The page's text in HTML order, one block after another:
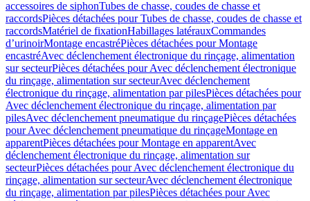
accessoires de siphonTubes de chasse, coudes de chasse et
raccordsPièces détachées pour Tubes de chasse, coudes de chasse et
raccordsMatériel de fixationHabillages latérauxCommandes
dʼurinoirMontage encastréPièces détachées pour Montage
encastréAvec déclenchement électronique du rinçage, alimentation
sur secteurPièces détachées pour Avec déclenchement électronique
du rinçage, alimentation sur secteurAvec déclenchement
électronique du rinçage, alimentation par pilesPièces détachées pour
Avec déclenchement électronique du rinçage, alimentation par
pilesAvec déclenchement pneumatique du rinçagePièces détachées
pour Avec déclenchement pneumatique du rinçageMontage en
apparentPièces détachées pour Montage en apparentAvec
déclenchement électronique du rinçage, alimentation sur
secteurPièces détachées pour Avec déclenchement électronique du
rinçage, alimentation sur secteurAvec déclenchement électronique
du rinçage, alimentation par pilesPièces détachées pour Avec